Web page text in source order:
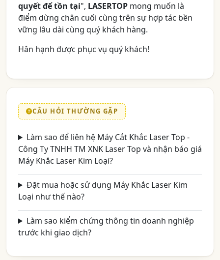
quyết để tồn tại", LASERTOP mong muốn là
điểm dừng chân cuối cùng trên sự hợp tác bền
vững lâu dài cùng quý khách hàng.
Hân hạnh được phục vụ quý khách!
CÂU HỎI THƯỜNG GẶP
Làm sao để liên hệ Máy Cắt Khắc Laser Top -
Công Ty TNHH TM XNK Laser Top và nhận báo giá
Máy Khắc Laser Kim Loại?
Đặt mua hoặc sử dụng Máy Khắc Laser Kim
Loại như thế nào?
Làm sao kiểm chứng thông tin doanh nghiệp
trước khi giao dịch?